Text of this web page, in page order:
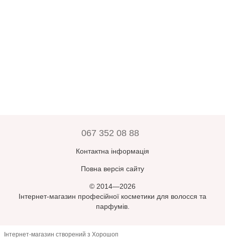
067 352 08 88
Контактна інформація
Повна версія сайту
© 2014—2026
Інтернет-магазин професійної косметики для волосся та
парфумів.
Інтернет-магазин створений з Хорошоп